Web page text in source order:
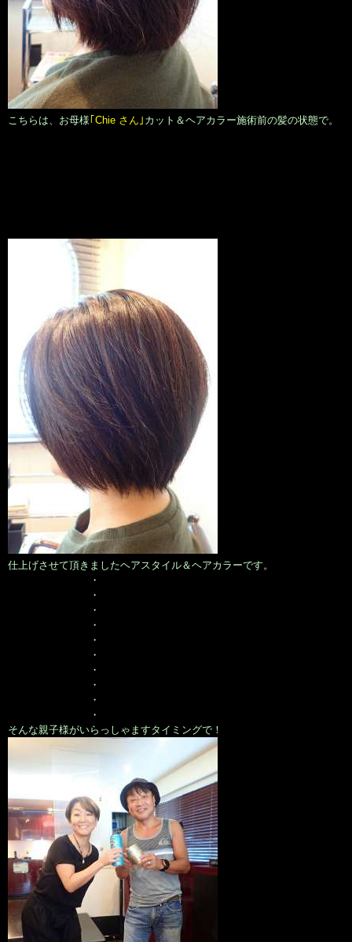
こちらは、お母様｢Chie さん｣ カット＆ヘアカラー施術前の髪の状態で。
仕上げさせて頂きましたヘアスタイル＆ヘアカラーです。
・
・
・
・
・
・
・
・
・
・
そんな親子様がいらっしゃますタイミングで！